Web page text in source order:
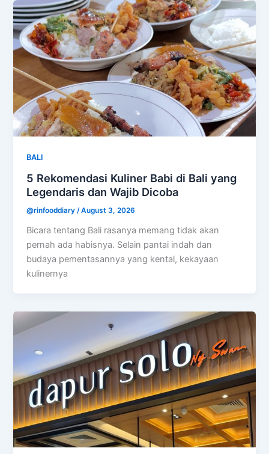
BALI
5 Rekomendasi Kuliner Babi di Bali yang
Legendaris dan Wajib Dicoba
@rinfooddiary /August 3, 2026
Bicara tentang Bali rasanya memang tidak akan
pernah ada habisnya. Selain pantai indah dan
budaya pementasannya yang kental, kekayaan
kulinernya